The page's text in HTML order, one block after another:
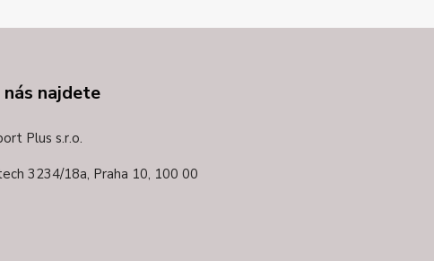
nás najdete
Plus s.r.o.
3234/18a, Praha 10, 100 00